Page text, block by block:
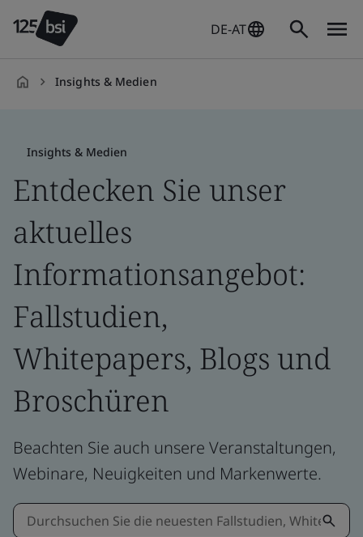
DE-AT
Insights & Medien
Insights & Medien
Entdecken Sie unser
aktuelles
Informationsangebot:
Fallstudien,
Whitepapers, Blogs und
Broschüren
Beachten Sie auch unsere Veranstaltungen,
Webinare, Neuigkeiten und Markenwerte.